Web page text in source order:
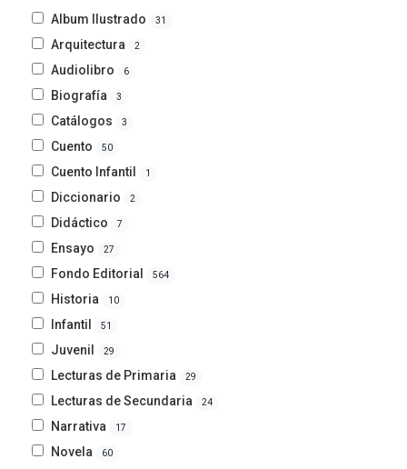
Album Ilustrado 31
Arquitectura 2
Audiolibro 6
Biografía 3
Catálogos 3
Cuento 50
Cuento Infantil 1
Diccionario 2
Didáctico 7
Ensayo 27
Fondo Editorial 564
Historia 10
Infantil 51
Juvenil 29
Lecturas de Primaria 29
Lecturas de Secundaria 24
Narrativa 17
Novela 60